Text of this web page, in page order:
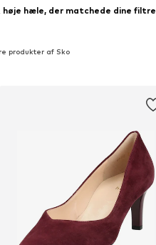
hæle, der matchede dine filtre
produkter af Sko